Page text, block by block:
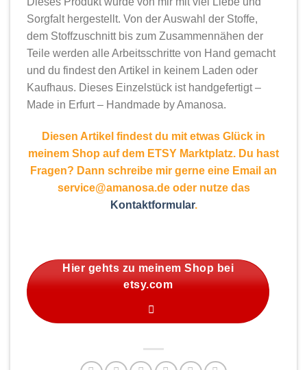
Sorgfalt hergestellt. Von der Auswahl der Stoffe,
dem Stoffzuschnitt bis zum Zusammennähen der
Teile werden alle Arbeitsschritte von Hand gemacht
und du findest den Artikel in keinem Laden oder
Kaufhaus. Dieses Einzelstück ist handgefertigt –
Made in Erfurt – Handmade by Amanosa.
Diesen Artikel findest du mit etwas Glück in
meinem Shop auf dem ETSY Marktplatz. Du hast
Fragen? Dann schreibe mir gerne eine Email an
service@amanosa.de oder nutze das
Kontaktformular.
Hier gehts zu meinem Shop bei
etsy.com